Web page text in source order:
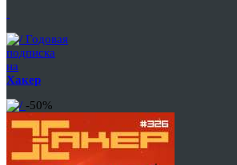
Годовая
подписка
на
Хакер
-50%